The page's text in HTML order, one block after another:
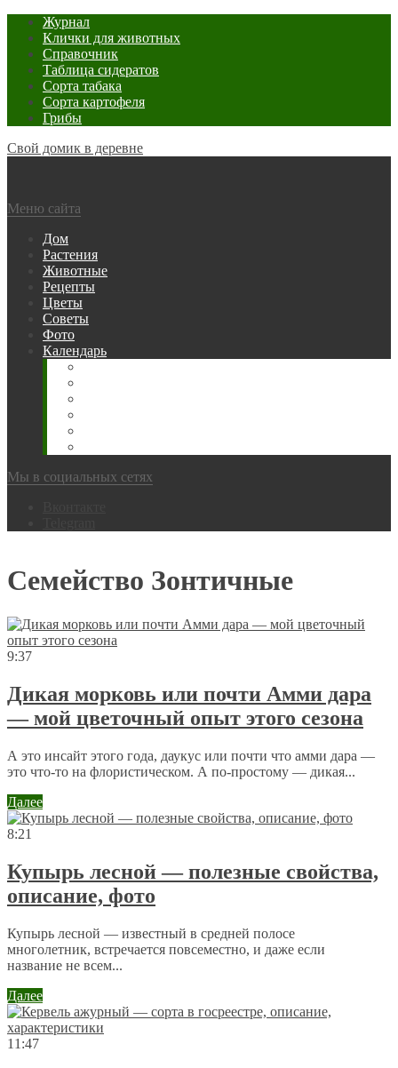
Журнал
Клички для животных
Справочник
Таблица сидератов
Сорта табака
Сорта картофеля
Грибы
Свой домик в деревне
Меню сайта
Дом
Растения
Животные
Рецепты
Цветы
Советы
Фото
Календарь
Мы в социальных сетях
Семейство Зонтичные
9:37
Дикая морковь или почти Амми дара
— мой цветочный опыт этого сезона
А это инсайт этого года, даукус или почти что амми дара —
это что-то на флористическом. А по-простому — дикая...
Далее
8:21
Купырь лесной — полезные свойства,
описание, фото
Купырь лесной — известный в средней полосе
многолетник, встречается повсеместно, и даже если
название не всем...
Далее
11:47